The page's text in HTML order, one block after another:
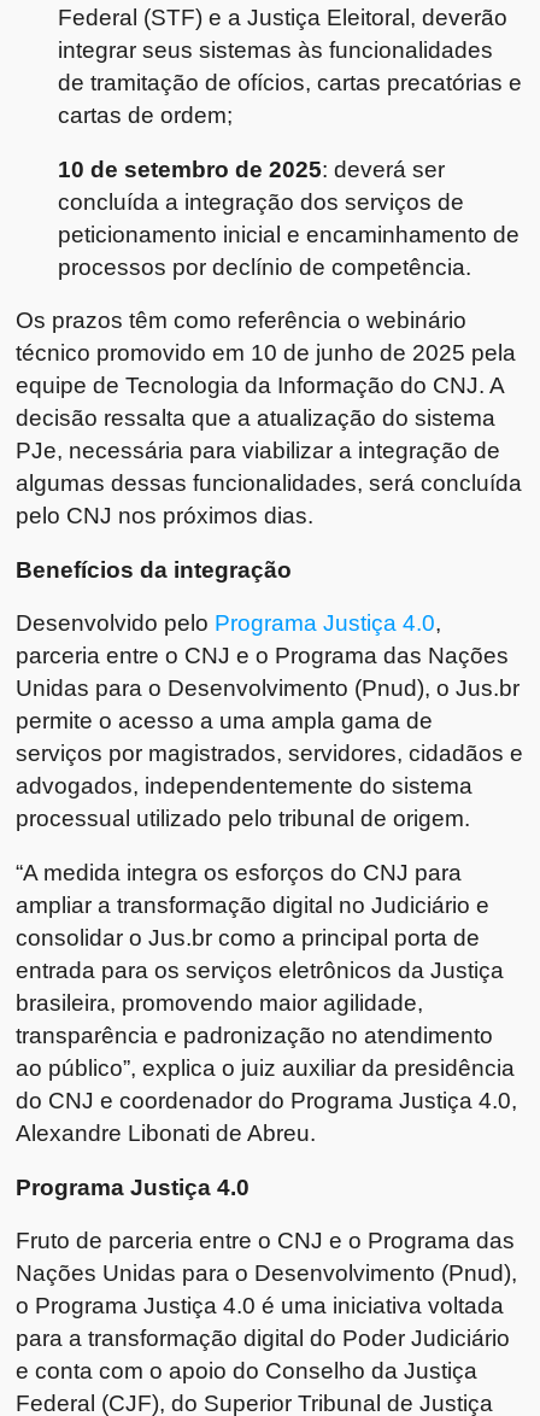
Federal (STF) e a Justiça Eleitoral, deverão
integrar seus sistemas às funcionalidades
de tramitação de ofícios, cartas precatórias e
cartas de ordem;
10 de setembro de 2025: deverá ser
concluída a integração dos serviços de
peticionamento inicial e encaminhamento de
processos por declínio de competência.
Os prazos têm como referência o webinário
técnico promovido em 10 de junho de 2025 pela
equipe de Tecnologia da Informação do CNJ. A
decisão ressalta que a atualização do sistema
PJe, necessária para viabilizar a integração de
algumas dessas funcionalidades, será concluída
pelo CNJ nos próximos dias.
Benefícios da integração
Desenvolvido pelo Programa Justiça 4.0,
parceria entre o CNJ e o Programa das Nações
Unidas para o Desenvolvimento (Pnud), o Jus.br
permite o acesso a uma ampla gama de
serviços por magistrados, servidores, cidadãos e
advogados, independentemente do sistema
processual utilizado pelo tribunal de origem.
“A medida integra os esforços do CNJ para
ampliar a transformação digital no Judiciário e
consolidar o Jus.br como a principal porta de
entrada para os serviços eletrônicos da Justiça
brasileira, promovendo maior agilidade,
transparência e padronização no atendimento
ao público”, explica o juiz auxiliar da presidência
do CNJ e coordenador do Programa Justiça 4.0,
Alexandre Libonati de Abreu.
Programa Justiça 4.0
Fruto de parceria entre o CNJ e o Programa das
Nações Unidas para o Desenvolvimento (Pnud),
o Programa Justiça 4.0 é uma iniciativa voltada
para a transformação digital do Poder Judiciário
e conta com o apoio do Conselho da Justiça
Federal (CJF), do Superior Tribunal de Justiça